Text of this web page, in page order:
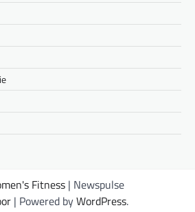
Fitness | Newspulse
| Powered byWordPress.